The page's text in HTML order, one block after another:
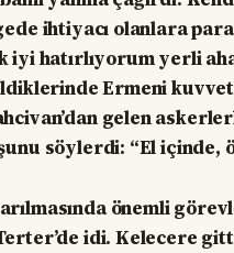
ihtiyacı olanlara
iyi hatırlıyorum yerli
Ermeni
gelen
söylerdi: “El içinde,
önemli
idi. Kelecere